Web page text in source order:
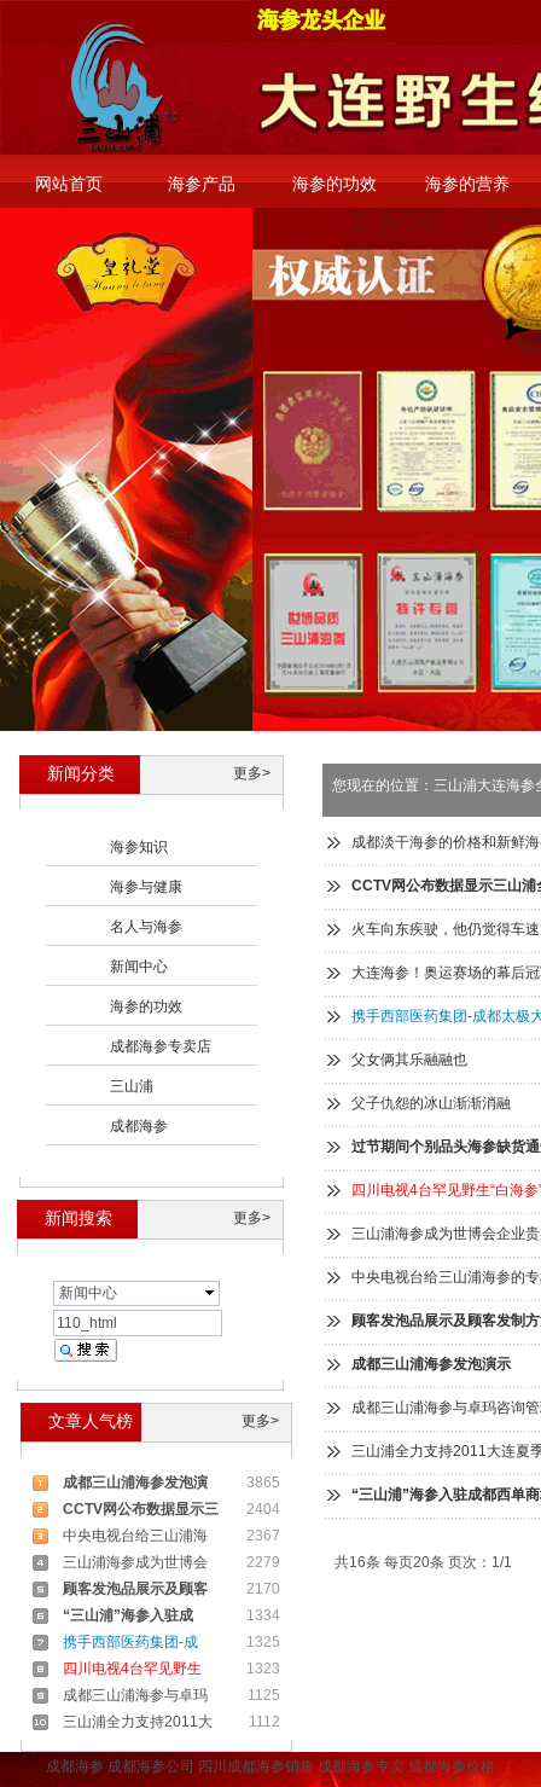
网站首页 海参产品 海参的功效 海参的营养
成都淡干海参的价格和新鲜
CCTV网公布数据显示三山
火车向东疾驶，他仍觉得车
大连海参！奥运赛场的幕后
携手西部医药集团-成都太极
父女俩其乐融融也
父子仇怨的冰山渐渐消融
过节期间个别品头海参缺货
四川电视4台罕见野生“白海
三山浦海参成为世博会企业
中央电视台给三山浦海参的
顾客发泡品展示及顾客发制
成都三山浦海参发泡演示
成都三山浦海参与卓玛咨询
三山浦全力支持2011大连夏
“三山浦”海参入驻成都西单
共16条 每页20条 页次：1/1
新闻搜索 更多>
新闻中心
您现在的位置： 三山浦大连海参
新闻分类 更多>
海参知识
海参与健康
名人与海参
新闻中心
海参的功效
成都海参专卖店
三山浦
成都海参
文章人气榜 更多>
3865
成都三山浦海参发泡演
2404
CCTV网公布数据显示三
2367
中央电视台给三山浦海
2279
三山浦海参成为世博会
2170
顾客发泡品展示及顾客
1334
“三山浦”海参入驻成
1325
携手西部医药集团-成
1323
四川电视4台罕见野生
1125
成都三山浦海参与卓玛
1112
三山浦全力支持2011大
成都海参 成都海参公司 四川 成都海参销售 成都海参专卖 成都海参价格